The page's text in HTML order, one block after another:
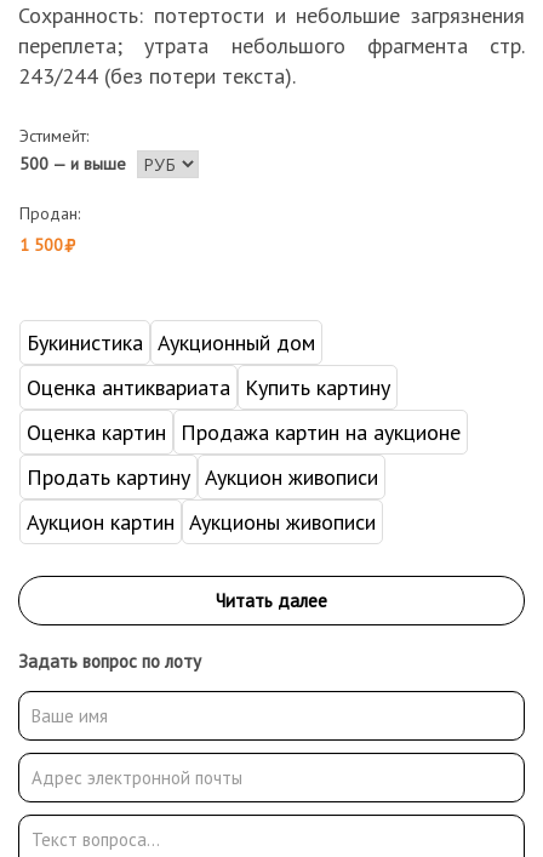
Сохранность: потертости и небольшие загрязнения
переплета; утрата небольшого фрагмента стр.
243/244 (без потери текста).
Эстимейт:
500 — и выше
Продан:
1 500
Букинистика Аукционный дом
Оценка антиквариата
Купить картину
Оценка картин
Продажа картин на аукционе
Продать картину Аукцион живописи
Аукцион картин Аукционы живописи
Задать вопрос по лоту